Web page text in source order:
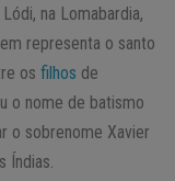
na Lomabardia,
representa o santo
os filhos de
o nome de batismo
o sobrenome Xavier
Índias.